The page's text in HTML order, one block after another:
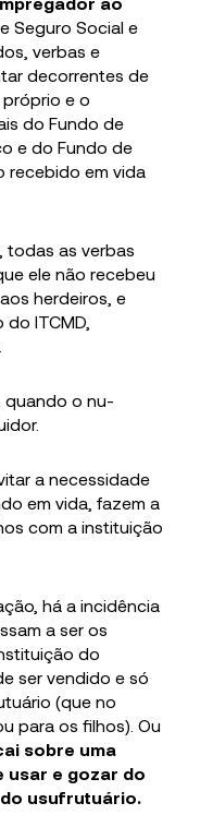
Seguro Social e
verbas e
decorrentes de
e o
do Fundo de
e do Fundo de
recebido em vida
todas as verbas
ele não recebeu
herdeiros, e
ITCMD,
, quando o nu-
a necessidade
em vida, fazem a
com a instituição
há a incidência
a ser os
do
ser vendido e só
(que no
para os filhos). Ou
sobre uma
usar e gozar do
usufrutuário.